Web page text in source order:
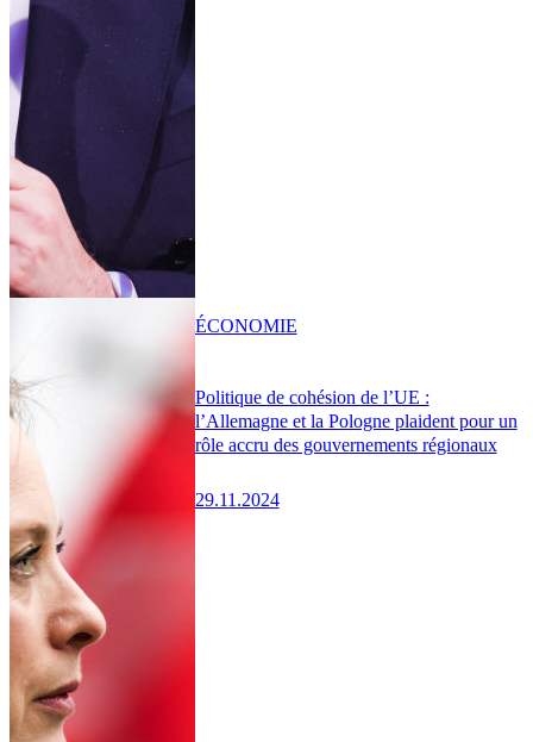
Politique de cohésion de l’UE :
l’Allemagne et la Pologne plaident pour un
rôle accru des gouvernements régionaux
29.11.2024
ÉCONOMIE